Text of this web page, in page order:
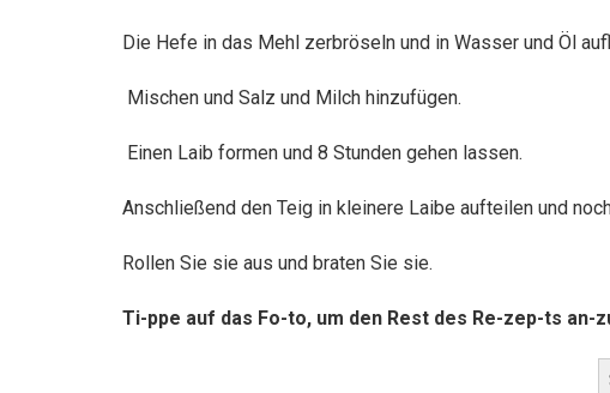
Die Hefe in das Mehl zerbröseln und in Wasser und Öl
Mischen und Salz und Milch hinzufügen.
Einen Laib formen und 8 Stunden gehen lassen.
Anschließend den Teig in kleinere Laibe aufteilen und
Rollen Sie sie aus und braten Sie sie.
Ti-ppe auf das Fo-to, um den Rest des Re-zep-ts an-